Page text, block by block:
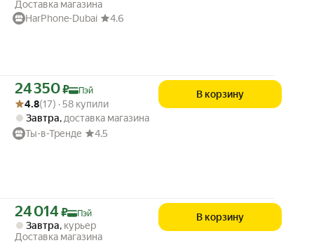
Доставка магазина
HarPhone-Dubai
4.6
Цена с картой Яндекс Пэй 24350 ₽ вместо
24 350₽
Пэй
Рейтинг товара: 4.8 из 5
Оценок: (17) · 58 купили
4.8(17) · 58 купили
Завтра, доставка магазина
Ты-в-Тренде
4.5
В корзину
Цена с картой Яндекс Пэй 24014 ₽ вместо
24 014 ₽ Пэй
Завтра, курьер
Доставка магазина
В корзину